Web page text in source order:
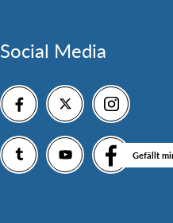
Social Media
Gefällt